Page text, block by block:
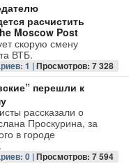
расчистить
Moscow Post
скорую смену
ВТБ.
1 |Просмотров: 7 328
перешли к
рассказали о
Проскурина, за
в городе
0 |Просмотров: 7 594